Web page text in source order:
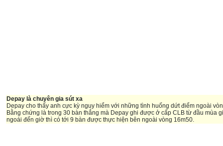
Depay là chuyên gia sút xa
Depay cho thấy anh cực kỳ nguy hiểm với những tình huống dứt điểm ngoài
Bằng chứng là trong 30 bàn thắng mà Depay ghi được ở cấp CLB từ đầu mùa
ngoái đến giờ thì có tới 9 bàn được thực hiện bên ngoài vòng 16m50.